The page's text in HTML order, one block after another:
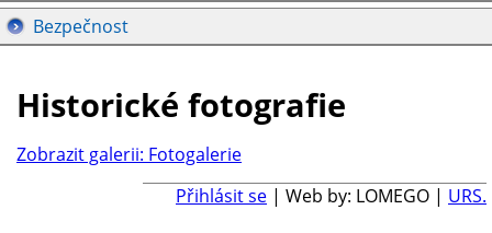
Bezpečnost
Historické fotografie
Zobrazit galerii: Fotogalerie
Přihlásit se | Web by: LOMEGO | URS.